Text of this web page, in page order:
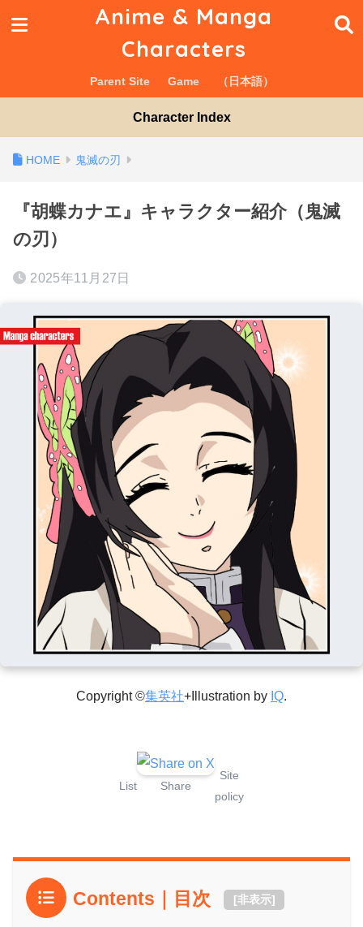
Anime & Manga
Characters
Parent Site Game （日本語）
Character Index
鬼滅の刃
『胡蝶カナエ』キャラクター紹介（鬼滅
の刃）
2025年11月27日
Copyright ©集英社+Illustration by IQ.
List Share
Site
policy
Contents｜目次 [非表示]